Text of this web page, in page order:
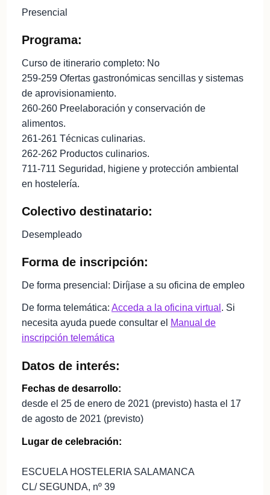
Presencial
Programa:
Curso de itinerario completo: No
259-259 Ofertas gastronómicas sencillas y sistemas
de aprovisionamiento.
260-260 Preelaboración y conservación de
alimentos.
261-261 Técnicas culinarias.
262-262 Productos culinarios.
711-711 Seguridad, higiene y protección ambiental
en hostelería.
Colectivo destinatario:
Desempleado
Forma de inscripción:
De forma presencial: Diríjase a su oficina de empleo
De forma telemática: Acceda a la oficina virtual . Si
necesita ayuda puede consultar el Manual de
inscripción telemática
Datos de interés:
Fechas de desarrollo:
desde el 25 de enero de 2021 (previsto) hasta el 17
de agosto de 2021 (previsto)
Lugar de celebración:
ESCUELA HOSTELERIA SALAMANCA
CL/ SEGUNDA, nº 39